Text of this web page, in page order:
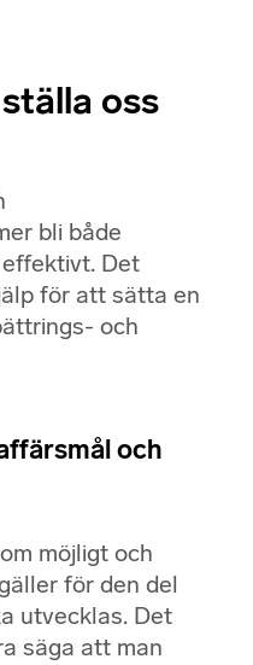
oss
bli både
Det
för att sätta en
och
och
möjligt och
för den del
utvecklas. Det
säga att man